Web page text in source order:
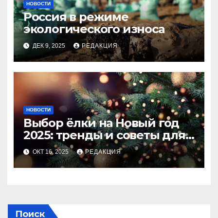
НОВОСТИ
Россия в режиме
экологического износа
ДЕК 9, 2025 РЕДАКЦИЯ
НОВОСТИ
Выбор ёлки на Новый год
2025: тренды и советы для
идеального праздника
ОКТ 16, 2025 РЕДАКЦИЯ
Поиск